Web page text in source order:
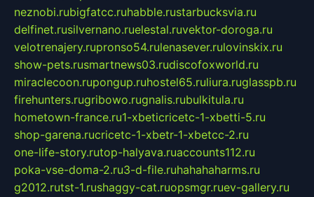
neznobi.rubigfatcc.ruhabble.rustarbucksvia.ru
delfinet.rusilvernano.ruelestal.ruvektor-doroga.ru
velotrenajery.rupronso54.rulenasever.rulovinskix.ru
show-pets.rusmartnews03.rudiscofoxworld.ru
miraclecoon.rupongup.ruhostel65.ruliura.ruglasspb.ru
firehunters.rugribowo.rugnalis.rubulkitula.ru
hometown-france.ru1-xbeticricetc-1-xbetti-5.ru
shop-garena.rucricetc-1-xbetr-1-xbetcc-2.ru
one-life-story.rutop-halyava.ruaccounts112.ru
poka-vse-doma-2.ru3-d-file.ruhahahaharms.ru
g2012.rutst-1.rushaggy-cat.ruopsmgr.ruev-gallery.ru